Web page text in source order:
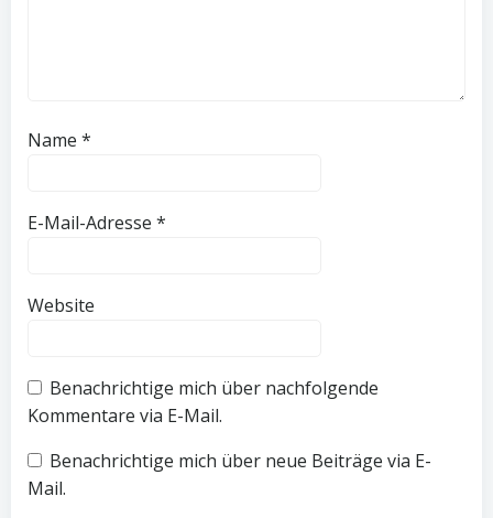
Name *
E-Mail-Adresse *
Website
Benachrichtige mich über nachfolgende
Kommentare via E-Mail.
Benachrichtige mich über neue Beiträge via E-
Mail.